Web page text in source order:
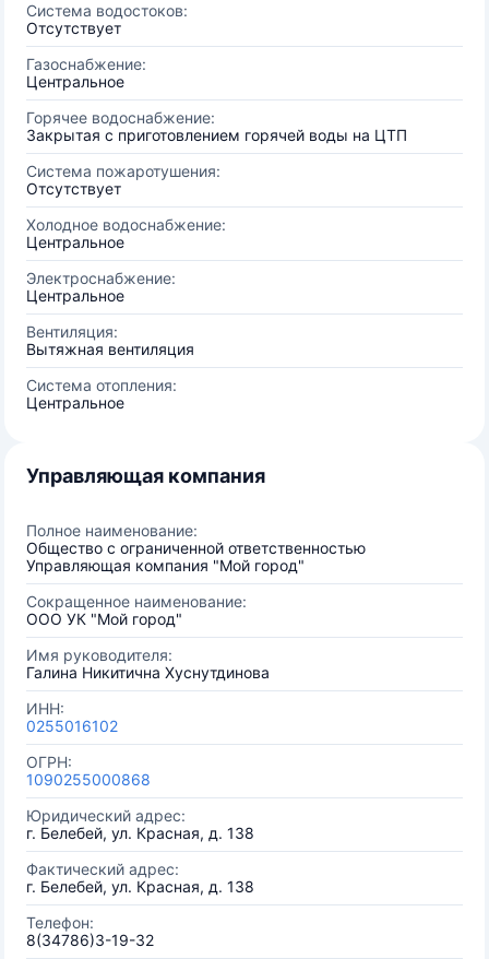
Система водостоков:
Отсутствует
Газоснабжение:
Центральное
Горячее водоснабжение:
Закрытая с приготовлением горячей воды на ЦТП
Система пожаротушения:
Отсутствует
Холодное водоснабжение:
Центральное
Электроснабжение:
Центральное
Вентиляция:
Вытяжная вентиляция
Система отопления:
Центральное
Управляющая компания
Полное наименование:
Общество с ограниченной ответственностью
Управляющая компания "Мой город"
Сокращенное наименование:
ООО УК "Мой город"
Имя руководителя:
Галина Никитична Хуснутдинова
ИНН:
0255016102
ОГРН:
1090255000868
Юридический адрес:
г. Белебей, ул. Красная, д. 138
Фактический адрес:
г. Белебей, ул. Красная, д. 138
Телефон:
8(34786)3-19-32